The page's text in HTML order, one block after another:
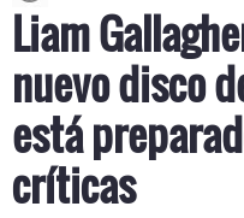
Liam
nuevo disco
está
críticas